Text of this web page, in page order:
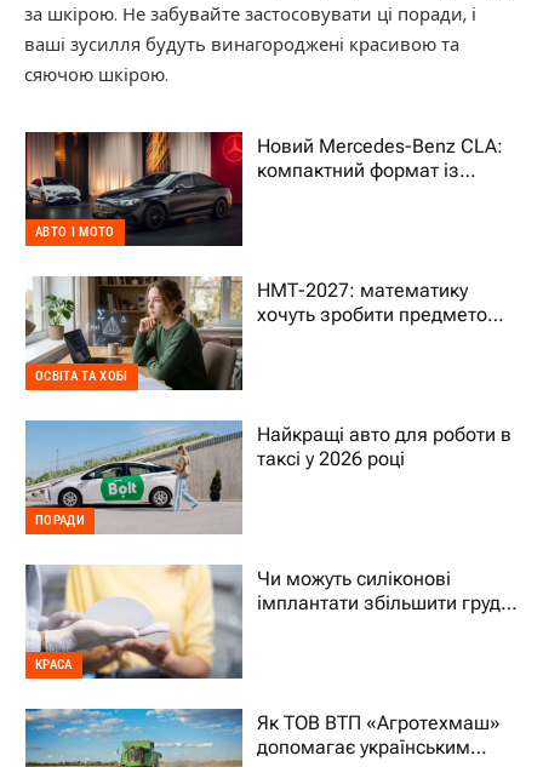
за шкірою. Не забувайте застосовувати ці поради, і
ваші зусилля будуть винагороджені красивою та
сяючою шкірою.
АВТО І МОТО
Новий Mercedes-Benz CLA:
компактний формат із
ОСВІТА ТА ХОБІ
НМТ-2027: математику
хочуть зробити предметом
ПОРАДИ
Найкращі авто для роботи в
таксі у 2026 році
КРАСА
Чи можуть силіконові
імплантати збільшити груди
Як ТОВ ВТП «Агротехмаш»
допомагає українським